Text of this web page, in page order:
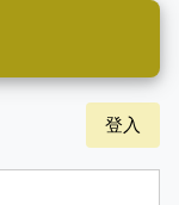
登入